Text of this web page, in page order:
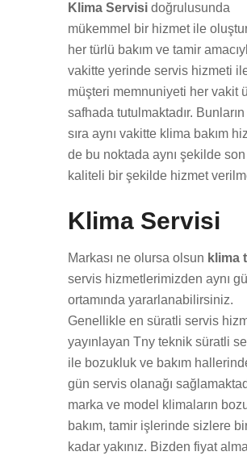
Klima Servisi doğrulusunda
mükemmel bir hizmet ile
her türlü bakım ve tamir
vakitte yerinde servis hizmeti
müşteri memnuniyeti her vakit
safhada tutulmaktadır. Bunların
sıra aynı vakitte klima bakım
de bu noktada aynı şekilde
kaliteli bir şekilde hizmet
Klima Servisi
Markası ne olursa olsun klima
servis hizmetlerimizden aynı
ortamında yararlanabilirsiniz.
Genellikle en süratli servis
yayınlayan Tny teknik süratli
ile bozukluk ve bakım
gün servis olanağı
marka ve model klimaların
bakım, tamir işlerinde sizlere
kadar yakınız. Bizden fiyat